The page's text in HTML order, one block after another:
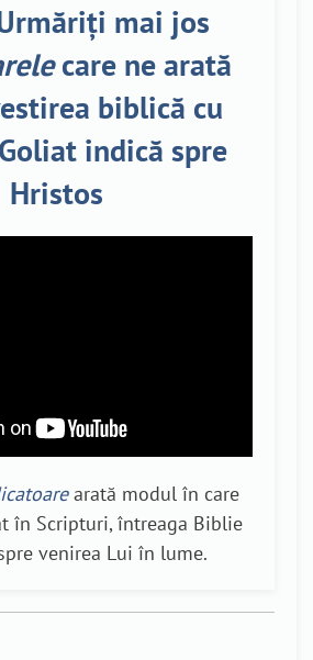
mai jos
care ne arată
biblică cu
indică spre
Hristos
arată modul în care
în Scripturi, întreaga Biblie
venirea Lui în lume.